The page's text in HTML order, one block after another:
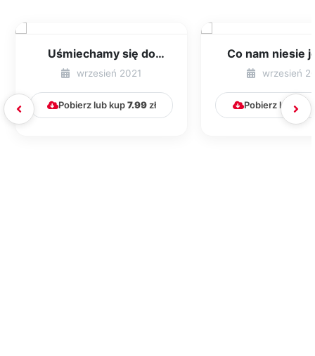
Uśmiechamy się do
jesieni [PBP - dzieci
wrzesień 2021
Pobierz lub kup7.99zł
Co nam niesie
[PBP - dzieci
wrzesień
Pobierz lub kup